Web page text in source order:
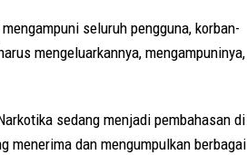
seluruh pengguna, korban-
mengeluarkannya, mengampuninya,
sedang menjadi pembahasan di
menerima dan mengumpulkan berbagai